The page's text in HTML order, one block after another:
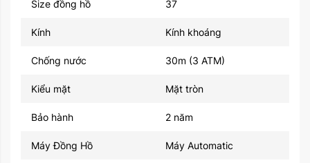
Size đồng hồ 37
Kính Kính khoáng
Chống nước 30m (3 ATM)
Kiểu mặt Mặt tròn
Bảo hành 2 năm
Máy Đồng Hồ Máy Automatic